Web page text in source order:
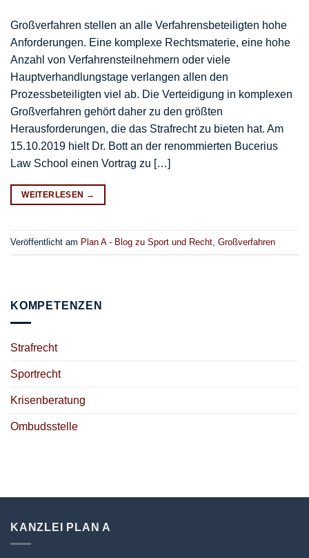
Großverfahren stellen an alle Verfahrensbeteiligten hohe
Anforderungen. Eine komplexe Rechtsmaterie, eine hohe
Anzahl von Verfahrensteilnehmern oder viele
Hauptverhandlungstage verlangen allen den
Prozessbeteiligten viel ab. Die Verteidigung in komplexen
Großverfahren gehört daher zu den größten
Herausforderungen, die das Strafrecht zu bieten hat. Am
15.10.2019 hielt Dr. Bott an der renommierten Bucerius
Law School einen Vortrag zu […]
WEITERLESEN →
Veröffentlicht am Plan A - Blog zu Sport und Recht Großverfahren
KOMPETENZEN
Strafrecht
Sportrecht
Krisenberatung
Ombudsstelle
KANZLEI PLAN A